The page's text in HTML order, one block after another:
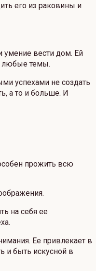
его из раковины и
умение вести дом. Ей
любые темы.
успехами не создать
а то и больше. И
прожить всю
на себя ее
Ее привлекает в
и быть искусной в